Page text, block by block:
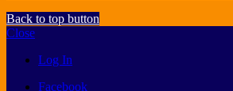
Back to top button
Close
Log In
Facebook